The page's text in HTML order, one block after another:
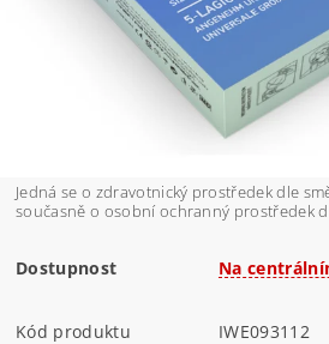
Jedná se o zdravotnický prostředek dle
současně o osobní ochranný prostředek
Dostupnost Na
Kód produktu
IWE093112